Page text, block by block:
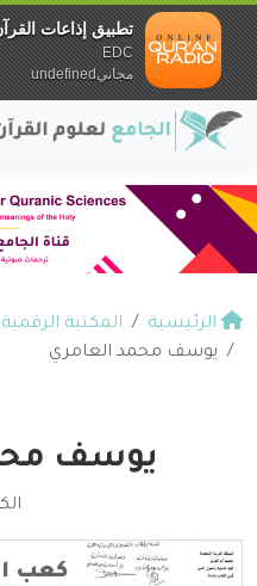
الرئيسية المكتبة الرقمية
يوسف محمد العامري
يوسف
كعب
تطبيق إذاعات
EDC
مجانيundefined